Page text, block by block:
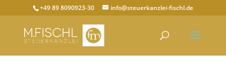
+49 89 8090923-30 info@steuerkanzlei-fischl.de